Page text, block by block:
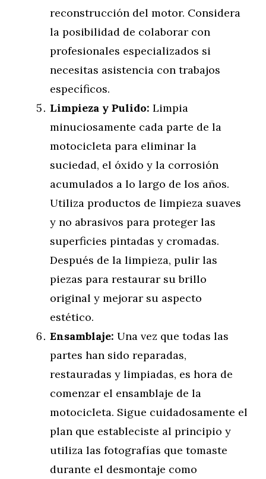
reconstrucción del motor. Considera
la posibilidad de colaborar con
profesionales especializados si
necesitas asistencia con trabajos
específicos.
Limpieza y Pulido: Limpia
minuciosamente cada parte de la
motocicleta para eliminar la
suciedad, el óxido y la corrosión
acumulados a lo largo de los años.
Utiliza productos de limpieza suaves
y no abrasivos para proteger las
superficies pintadas y cromadas.
Después de la limpieza, pulir las
piezas para restaurar su brillo
original y mejorar su aspecto
estético.
Ensamblaje: Una vez que todas las
partes han sido reparadas,
restauradas y limpiadas, es hora de
comenzar el ensamblaje de la
motocicleta. Sigue cuidadosamente el
plan que estableciste al principio y
utiliza las fotografías que tomaste
durante el desmontaje como